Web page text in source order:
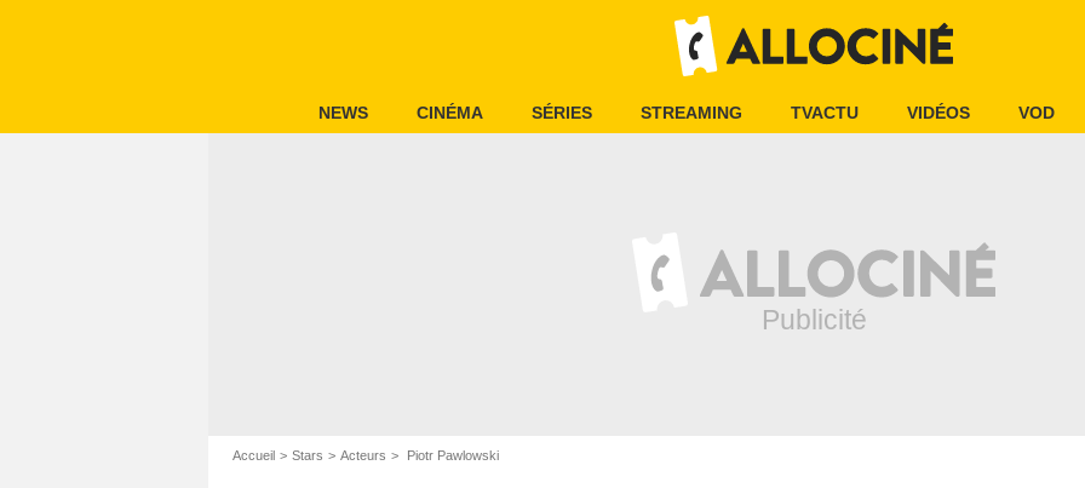
NEWS CINÉMA SÉRIES STREAMING TVACTU VIDÉOS VOD
Accueil Stars Acteurs Piotr Pawlowski